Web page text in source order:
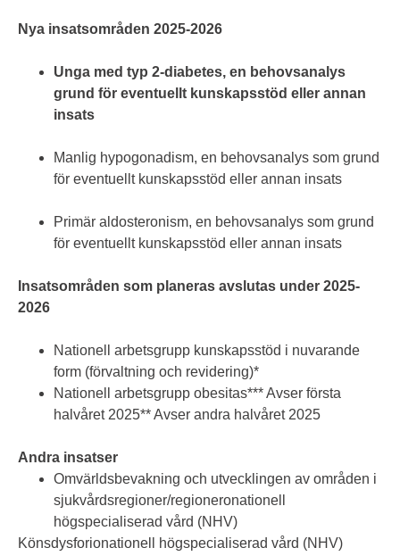
Nya insatsområden 2025-2026
Unga med typ 2-diabetes, en behovsanalys
grund för eventuellt kunskapsstöd eller annan
insats
Manlig hypogonadism, en behovsanalys som grund
för eventuellt kunskapsstöd eller annan insats
Primär aldosteronism, en behovsanalys som grund
för eventuellt kunskapsstöd eller annan insats
Insatsområden som planeras avslutas under 2025-
2026
Nationell arbetsgrupp kunskapsstöd i nuvarande
form (förvaltning och revidering)*
Nationell arbetsgrupp obesitas*** Avser första
halvåret 2025** Avser andra halvåret 2025
Andra insatser
Omvärldsbevakning och utvecklingen av områden i
sjukvårdsregioner/regioneronationell
högspecialiserad vård (NHV)
Könsdysforionationell högspecialiserad vård (NHV)